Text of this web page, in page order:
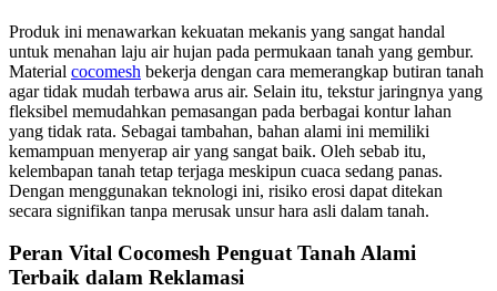
Produk ini menawarkan kekuatan mekanis yang sangat handal
untuk menahan laju air hujan pada permukaan tanah yang gembur.
Material cocomesh bekerja dengan cara memerangkap butiran tanah
agar tidak mudah terbawa arus air. Selain itu, tekstur jaringnya yang
fleksibel memudahkan pemasangan pada berbagai kontur lahan
yang tidak rata. Sebagai tambahan, bahan alami ini memiliki
kemampuan menyerap air yang sangat baik. Oleh sebab itu,
kelembapan tanah tetap terjaga meskipun cuaca sedang panas.
Dengan menggunakan teknologi ini, risiko erosi dapat ditekan
secara signifikan tanpa merusak unsur hara asli dalam tanah.
Peran Vital Cocomesh Penguat Tanah Alami
Terbaik dalam Reklamasi